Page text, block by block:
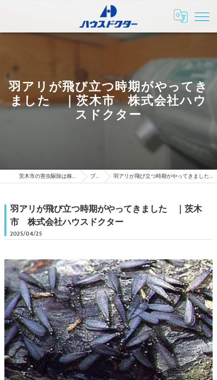
羽アリが飛び立つ時期がやってき
ました ｜茨木市 株式会社ハウ
スドクター
茨木市の害虫駆除は株式会社ハウスドクター ブログ 羽アリが飛び立つ時期がやってきました ｜茨木市 株式会社ハウスドクター
羽アリが飛び立つ時期がやってきました ｜茨木
市 株式会社ハウスドクター
2025/04/25